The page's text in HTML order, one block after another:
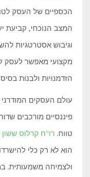
הכספיים של העסק
המצב הנוכחי, קביעת
וגיבוש אסטרטגיות
מקצועי מאפשר לעסק
הזדמנויות ולבנות
עולם העסקים
פיננסיים מורכבים
טווח. רו"ח קרלוס ששון
הוא לא רק כלי
ולצמיחה משמעותית.